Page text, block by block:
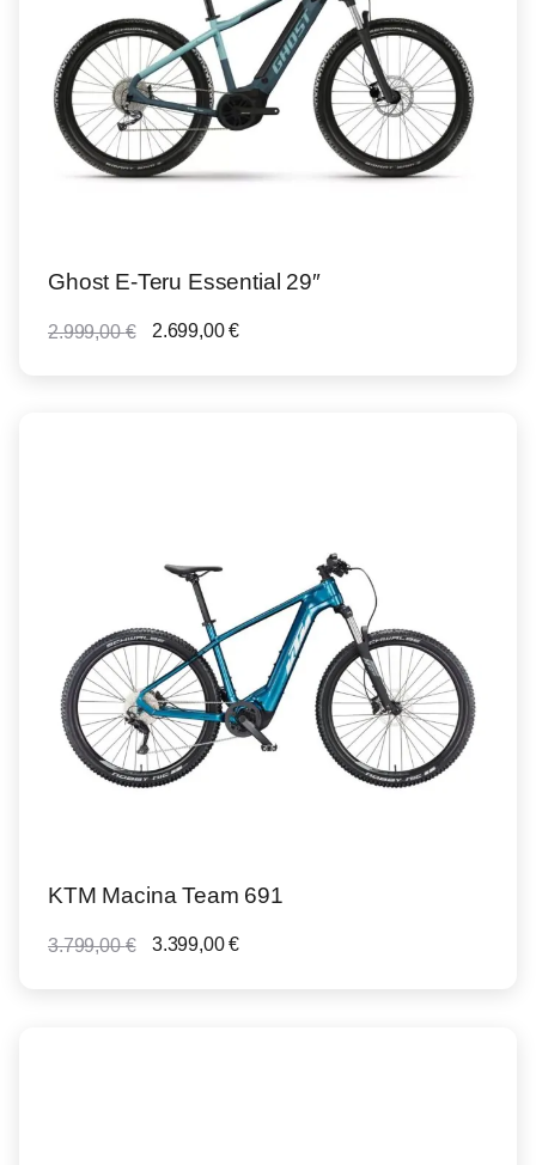
Ghost E-Teru Essential 29″
2.999,00€ 2.699,00€
KTM Macina Team 691
3.799,00€ 3.399,00€